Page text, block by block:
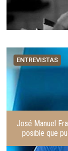
ENTREVISTAS
José Manuel
posible que